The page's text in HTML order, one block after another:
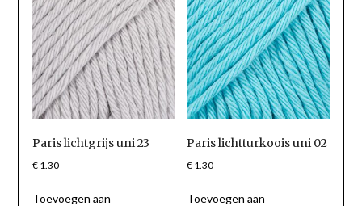
Paris lichtgrijs uni 23
€1.30
Toevoegen aan
Paris lichtturkoois uni 02
€ 1.30
Toevoegen aan